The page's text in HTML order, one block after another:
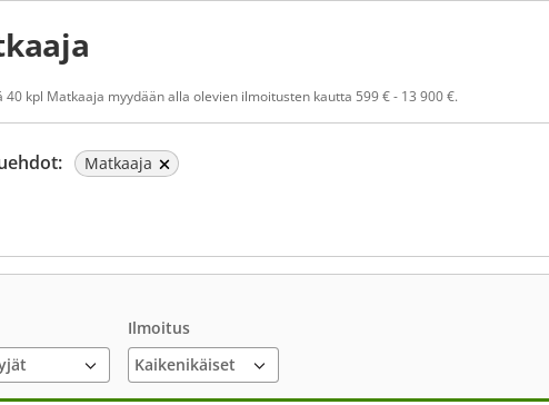
40 kpl Matkaaja myydään alla olevien ilmoitusten kautta 599 € - 13 900 €.
Matkaaja
Ilmoitus